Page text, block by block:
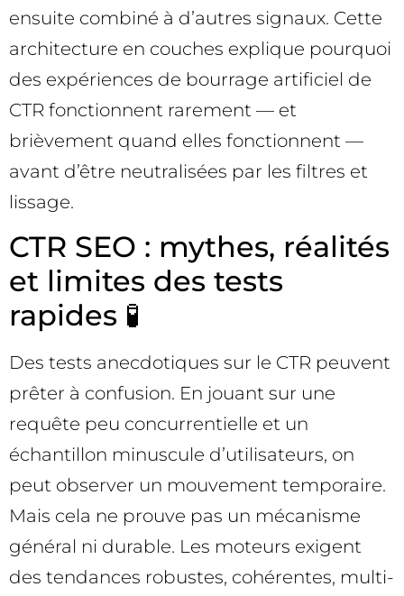
ensuite combiné à d’autres signaux. Cette
architecture en couches explique pourquoi
des expériences de bourrage artificiel de
CTR fonctionnent rarement — et
brièvement quand elles fonctionnent —
avant d’être neutralisées par les filtres et
lissage.
CTR SEO : mythes, réalités
et limites des tests
rapides 🧪
Des tests anecdotiques sur le CTR peuvent
prêter à confusion. En jouant sur une
requête peu concurrentielle et un
échantillon minuscule d’utilisateurs, on
peut observer un mouvement temporaire.
Mais cela ne prouve pas un mécanisme
général ni durable. Les moteurs exigent
des tendances robustes, cohérentes, multi-